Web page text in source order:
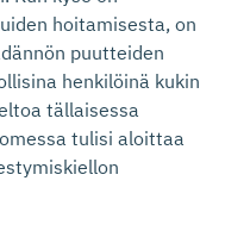
hoitamisesta, on
puutteiden
henkilöinä kukin
tällaisessa
tulisi aloittaa